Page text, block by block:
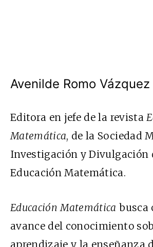
Avenilde Romo Vázquez
Editora en jefe de la revista
Matemática, de la Sociedad
Investigación y Divulgación
Educación Matemática.
Educación Matemáticabusca
avance del conocimiento